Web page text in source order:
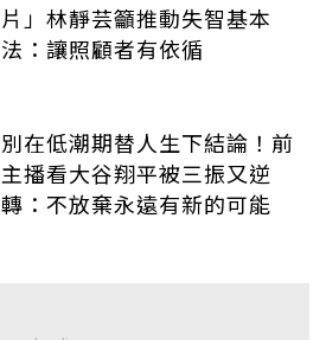
片」林靜芸籲推動失智基本
法：讓照顧者有依循
別在低潮期替人生下結論！前
主播看大谷翔平被三振又逆
轉：不放棄永遠有新的可能